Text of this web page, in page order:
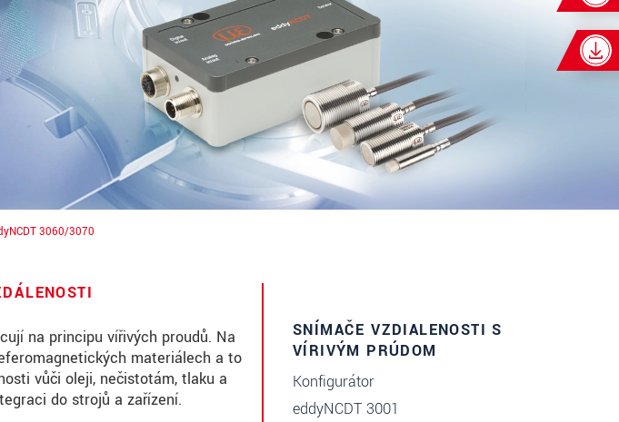
3060/3070
na principu vířivých proudů. Na
materiálech a to
vůči oleji, nečistotám, tlaku a
do strojů a zařízení.
SNÍMAČE VZDIALENOSTI S
VÍRIVÝM PRÚDOM
Konfigurátor
eddyNCDT 3001